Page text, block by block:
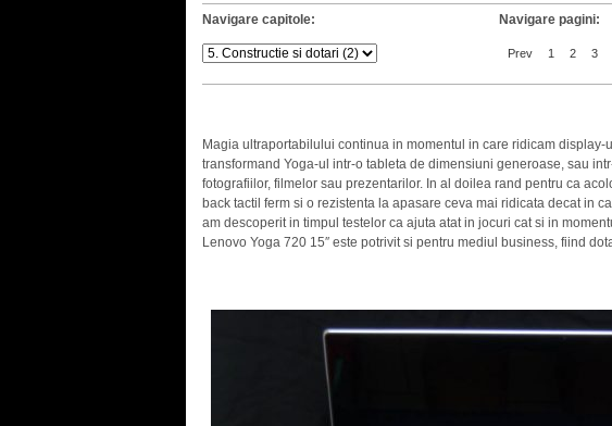
Navigare capitole: Navigare pagini:
Prev 1 2 3
Magia ultraportabilului continua in momentul in care ridicam display-
transformand Yoga-ul intr-o tableta de dimensiuni generoase, sau
fotografiilor, filmelor sau prezentarilor. In al doilea rand pentru ca
back tactil ferm si o rezistenta la apasare ceva mai ridicata decat in
am descoperit in timpul testelor ca ajuta atat in jocuri cat si in
Lenovo Yoga 720 15″ este potrivit si pentru mediul business, fiind